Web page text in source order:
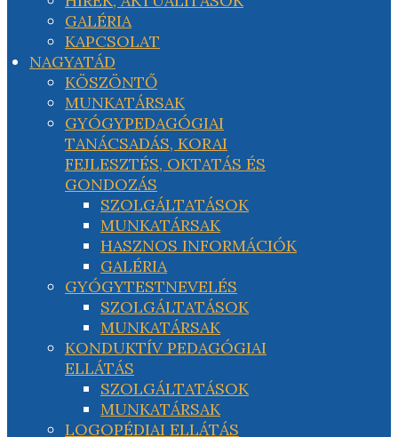
GALÉRIA
KAPCSOLAT
NAGYATÁD
KÖSZÖNTŐ
MUNKATÁRSAK
GYÓGYPEDAGÓGIAI
TANÁCSADÁS, KORAI
FEJLESZTÉS, OKTATÁS ÉS
GONDOZÁS
SZOLGÁLTATÁSOK
MUNKATÁRSAK
HASZNOS INFORMÁCIÓK
GALÉRIA
GYÓGYTESTNEVELÉS
SZOLGÁLTATÁSOK
MUNKATÁRSAK
KONDUKTÍV PEDAGÓGIAI
ELLÁTÁS
SZOLGÁLTATÁSOK
MUNKATÁRSAK
LOGOPÉDIAI ELLÁTÁS